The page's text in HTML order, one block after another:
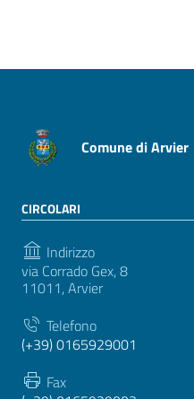
Comune di Arvier
CIRCOLARI
Indirizzo
via Corrado Gex, 8
11011, Arvier
Telefono
(+39) 0165929001
Fax